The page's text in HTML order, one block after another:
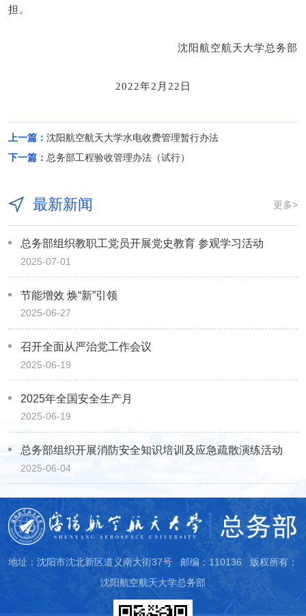
担。
沈阳航空航天大学总务部
2022年2月22日
上一篇： 沈阳航空航天大学水电收费管理暂行办法
下一篇： 总务部工程验收管理办法（试行）
最新新闻 更多>
总务部组织教职工党员开展党史教育 参观学习活动
2025-07-01
节能增效 焕“新”引领
2025-06-27
召开全面从严治党工作会议
2025-06-19
2025年全国安全生产月
2025-06-19
总务部组织开展消防安全知识培训及应急疏散演练活动
2025-06-04
地址：沈阳市沈北新区道义南大街37号 邮编：110136 版权所有：
沈阳航空航天大学总务部